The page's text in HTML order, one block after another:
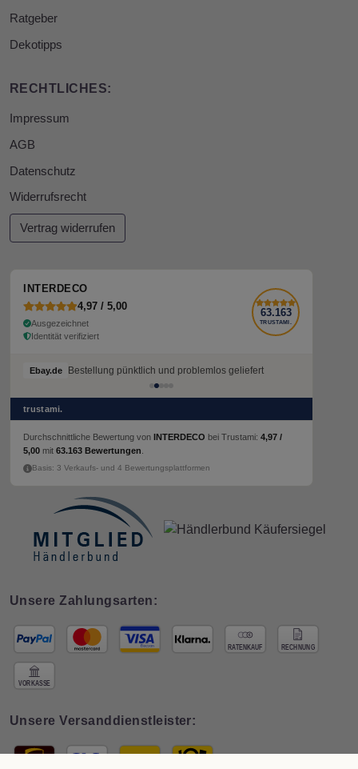
Ratgeber
Dekotipps
RECHTLICHES:
Impressum
AGB
Datenschutz
Widerrufsrecht
Vertrag widerrufen
INTERDECO
4,97 / 5,00
Ausgezeichnet
Identität verifiziert
63.163
TRUSTAMI.
Ebay.de Bestellung pünktlich und problemlos geliefert
Ebay.de Bestellung pünktlich und problemlos geliefert
trustami.
Durchschnittliche Bewertung von INTERDECO bei Trustami: 4,97 /
5,00 mit 63.163 Bewertungen
Basis: 3 Verkaufs- und 4 Bewertungsplattformen
Unsere Zahlungsarten:
Unsere Versanddienstleister: